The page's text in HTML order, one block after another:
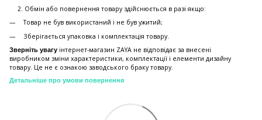
Обмiн або повернення товару здійснюється в разі якщо:
Товар не був використаний і не був ужитий;
Зберiгається упаковка і комплектація товару.
Зверніть увагу інтернет-магазин ZAYA не відповідає за внесені
виробником зміни характеристики, комплектації і елементи дизайну
товару. Це не є ознакою заводського браку товару.
Детальніше про умови повернення